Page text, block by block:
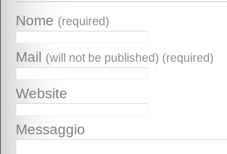
Nome (required)
Mail (will not be published) (required)
Website
Messaggio